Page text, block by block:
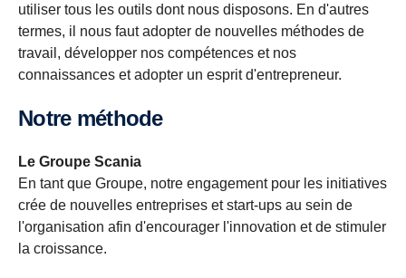
utiliser tous les outils dont nous disposons. En d'autres
termes, il nous faut adopter de nouvelles méthodes de
travail, développer nos compétences et nos
connaissances et adopter un esprit d'entrepreneur.
Notre méthode
Le Groupe Scania
En tant que Groupe, notre engagement pour les initiatives
crée de nouvelles entreprises et start-ups au sein de
l'organisation afin d'encourager l'innovation et de stimuler
la croissance.